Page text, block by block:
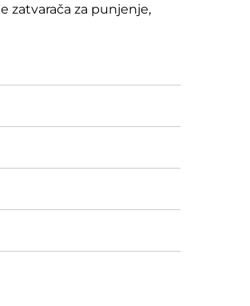
zatvarača za punjenje,